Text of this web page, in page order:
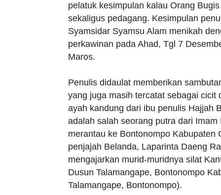
pelatuk kesimpulan kalau Orang
sekaligus pedagang. Kesimpulan
Syamsidar Syamsu Alam menikah
perkawinan pada Ahad, Tgl 7
Maros.
Penulis didaulat memberikan
yang juga masih tercatat sebagai
ayah kandung dari ibu penulis Hajjah
adalah salah seorang putra dari
merantau ke Bontonompo
penjajah Belanda, Laparinta Daeng
mengajarkan murid-muridnya silat
Dusun Talamangape, Bontonompo
Talamangape, Bontonompo).